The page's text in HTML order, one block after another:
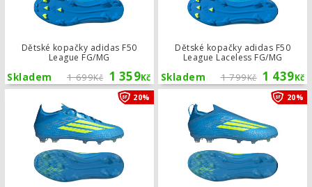
Dětské kopačky adidas F50
League FG/MG
1 699Kč 1 359Kč
Skladem
Dětské kopačky adidas F50
League Laceless FG/MG
1 799Kč 1 439Kč
Skladem
20% Dětské kopačky adidas F50 Elite FG
20%